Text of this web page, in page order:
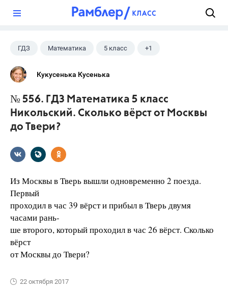
ГДЗ Математика 5 класс +1
Никольский С.М.
Кукусенька Кусенька
№ 556. ГДЗ Математика 5 класс
Никольский. Сколько вёрст от Москвы
до Твери?
Из Москвы в Тверь вышли одновременно 2 поезда.
Первый
проходил в час 39 вёрст и прибыл в Тверь двумя
часами рань-
ше второго, который проходил в час 26 вёрст. Сколько
вёрст
от Москвы до Твери?
22 октября 2017